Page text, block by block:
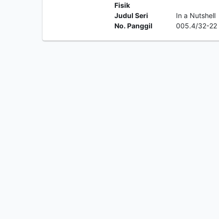
Fisik
Judul Seri
In a Nutshell
No. Panggil
005.4/32-22